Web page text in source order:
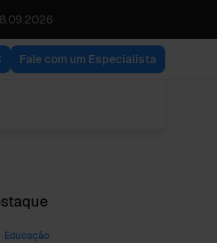
Fale com um Especialista
Babette Schroth
Director Operations
VER TODAS AS
PUBLICAÇÕES
Educação